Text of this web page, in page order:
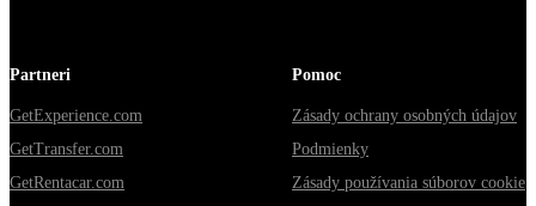
Partneri
GetExperience.com
GetTransfer.com
GetRentacar.com
Pomoc
Zásady ochrany osobných údajov
Podmienky
Zásady používania súborov cookie